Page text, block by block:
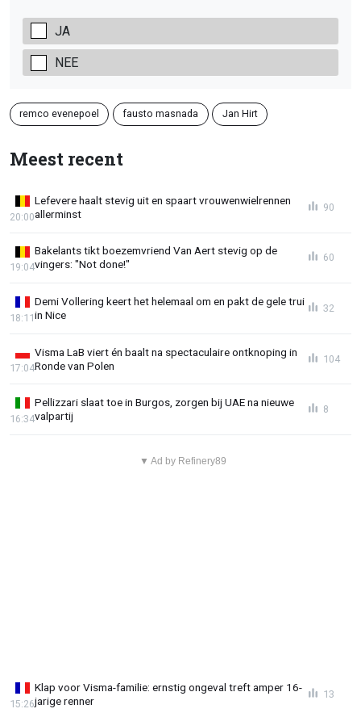
JA
NEE
remco evenepoel fausto masnada Jan Hirt
Meest recent
Lefevere haalt stevig uit en spaart vrouwenwielrennen
allerminst
20:00
90
Bakelants tikt boezemvriend Van Aert stevig op de
vingers: "Not done!"
19:04
60
Demi Vollering keert het helemaal om en pakt de gele trui
in Nice
18:11
32
Visma LaB viert én baalt na spectaculaire ontknoping in
Ronde van Polen
17:04
104
Pellizzari slaat toe in Burgos, zorgen bij UAE na nieuwe
valpartij
16:34
8
▼ Ad by Refinery89
Klap voor Visma-familie: ernstig ongeval treft amper 16-
jarige renner
15:26
13